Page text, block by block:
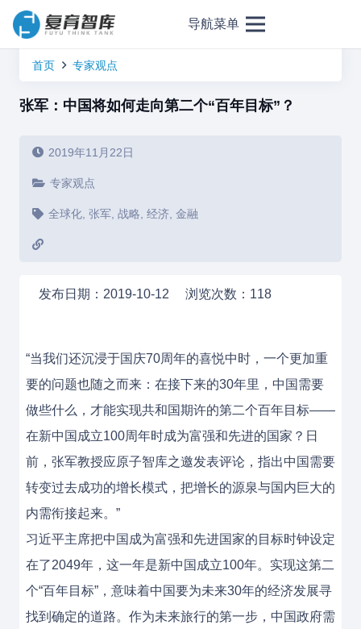
导航菜单
首页 专家观点
张军：中国将如何走向第二个“百年目标”？
2019年11月22日
专家观点
全球化, 张军, 战略 经济, 金融
发布日期：2019-10-12 浏览次数：118
“当我们还沉浸于国庆70周年的喜悦中时，一个更加重
要的问题也随之而来：在接下来的30年里，中国需要
做些什么，才能实现共和国期许的第二个百年目标——
在新中国成立100周年时成为富强和先进的国家？日
前，张军教授应原子智库之邀发表评论，指出中国需要
转变过去成功的增长模式，把增长的源泉与国内巨大的
内需衔接起来。”
习近平主席把中国成为富强和先进国家的目标时钟设定
在了2049年，这一年是新中国成立100年。实现这第二
个“百年目标”，意味着中国要为未来30年的经济发展寻
找到确定的道路。作为未来旅行的第一步，中国政府需